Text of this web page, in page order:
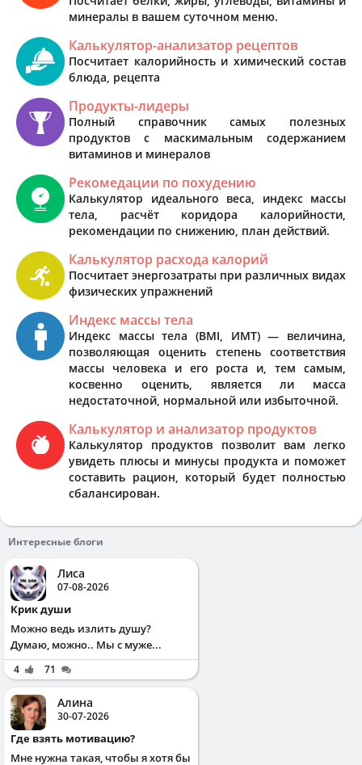
минералы в вашем суточном меню.
Калькулятор-анализатор рецептов
Посчитает калорийность и химический состав
блюда, рецепта
Продукты-лидеры
Полный справочник самых полезных
продуктов с маскимальным содержанием
витаминов и минералов
Рекомедации по похудению
Калькулятор идеального веса, индекс массы
тела, расчёт коридора калорийности,
рекомендации по снижению, план действий.
Калькулятор расхода калорий
Посчитает энергозатраты при различных видах
физических упражнений
Индекс массы тела
Индекс массы тела (BMI, ИМТ) — величина,
позволяющая оценить степень соответствия
массы человека и его роста и, тем самым,
косвенно оценить, является ли масса
недостаточной, нормальной или избыточной.
Калькулятор и анализатор продуктов
Калькулятор продуктов позволит вам легко
увидеть плюсы и минусы продукта и поможет
составить рацион, который будет полностью
сбалансирован.
Интересные блоги
Лиса
07-08-2026
Крик души
Можно ведь излить душу?
Думаю, можно.. Мы с муже...
4 71
Алина
30-07-2026
Где взять мотивацию?
Мне нужна такая, чтобы я хотя бы